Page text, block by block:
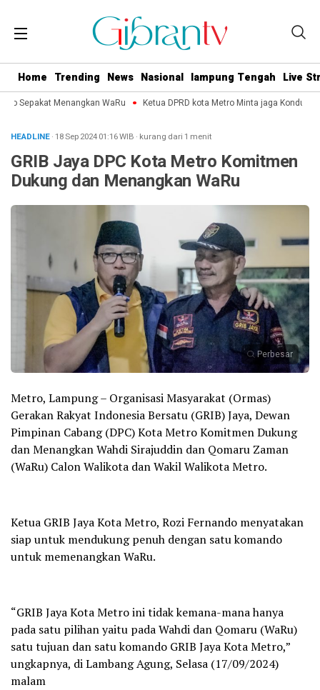
Home Trending News Nasional lampung Tengah Live
Sepakat Menangkan WaRu Ketua DPRD kota Metro Minta jaga
HEADLINE· 18 Sep 202401:16WIB · kurang dari 1 menit
GRIB Jaya DPC Kota Metro Komitmen
Dukung dan Menangkan WaRu
Perbesar
Metro, Lampung – Organisasi Masyarakat (Ormas)
Gerakan Rakyat Indonesia Bersatu (GRIB) Jaya, Dewan
Pimpinan Cabang (DPC) Kota Metro Komitmen Dukung
dan Menangkan Wahdi Sirajuddin dan Qomaru Zaman
(WaRu) Calon Walikota dan Wakil Walikota Metro.
Ketua GRIB Jaya Kota Metro, Rozi Fernando menyatakan
siap untuk mendukung penuh dengan satu komando
untuk memenangkan WaRu.
“GRIB Jaya Kota Metro ini tidak kemana-mana hanya
pada satu pilihan yaitu pada Wahdi dan Qomaru (WaRu)
satu tujuan dan satu komando GRIB Jaya Kota Metro,”
ungkapnya, di Lambang Agung, Selasa (17/09/2024)
malam